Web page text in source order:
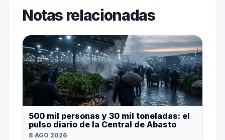
Notas relacionadas
500 mil personas y 30 mil toneladas: el
pulso diario de la Central de Abasto
8 AGO 2026